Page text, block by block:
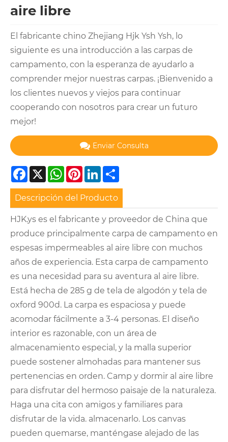
aire libre
El fabricante chino Zhejiang Hjk Ysh Ysh, lo
siguiente es una introducción a las carpas de
campamento, con la esperanza de ayudarlo a
comprender mejor nuestras carpas. ¡Bienvenido a
los clientes nuevos y viejos para continuar
cooperando con nosotros para crear un futuro
mejor!
Enviar Consulta
Facebook
X WhatsApp
Pinterest
LinkedIn
Descripción del Producto
HJK.ys es el fabricante y proveedor de China que
produce principalmente carpa de campamento en
espesas impermeables al aire libre con muchos
años de experiencia. Esta carpa de campamento
es una necesidad para su aventura al aire libre.
Está hecha de 285 g de tela de algodón y tela de
oxford 900d. La carpa es espaciosa y puede
acomodar fácilmente a 3-4 personas. El diseño
interior es razonable, con un área de
almacenamiento especial, y la malla superior
puede sostener almohadas para mantener sus
pertenencias en orden. Camp y dormir al aire libre
para disfrutar del hermoso paisaje de la naturaleza.
Haga una cita con amigos y familiares para
disfrutar de la vida. almacenarlo. Los canvas
pueden quemarse, manténgase alejado de las